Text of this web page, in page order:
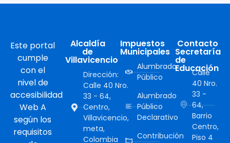
Este portal
cumple
con el
nivel de
accesibilidad
Web A
según los
requisitos
Alcaldía
de
Villavicencio
Dirección:
Calle 40 Nro.
33 - 64,
Centro,
Villavicencio,
meta,
Colombia
Impuestos
Municipales
Alumbrado
Público
Alumbrado
Público
Declarativo
Contribución
Contacto
Secretaría
de
Educación
Calle
40 Nro.
33 -
64,
Barrio
Centro,
Piso 4